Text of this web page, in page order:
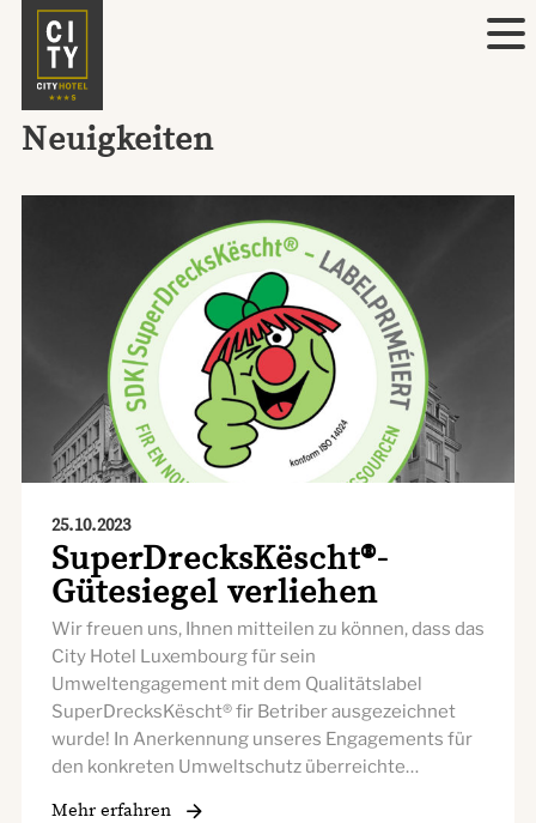
Neuigkeiten
25.10.2023
SuperDrecksKëscht®-
Gütesiegel verliehen
Wir freuen uns, Ihnen mitteilen zu können, dass das
City Hotel Luxembourg für sein
Umweltengagement mit dem Qualitätslabel
SuperDrecksKëscht® fir Betriber ausgezeichnet
wurde! In Anerkennung unseres Engagements für
den konkreten Umweltschutz überreichte…
Mehr erfahren